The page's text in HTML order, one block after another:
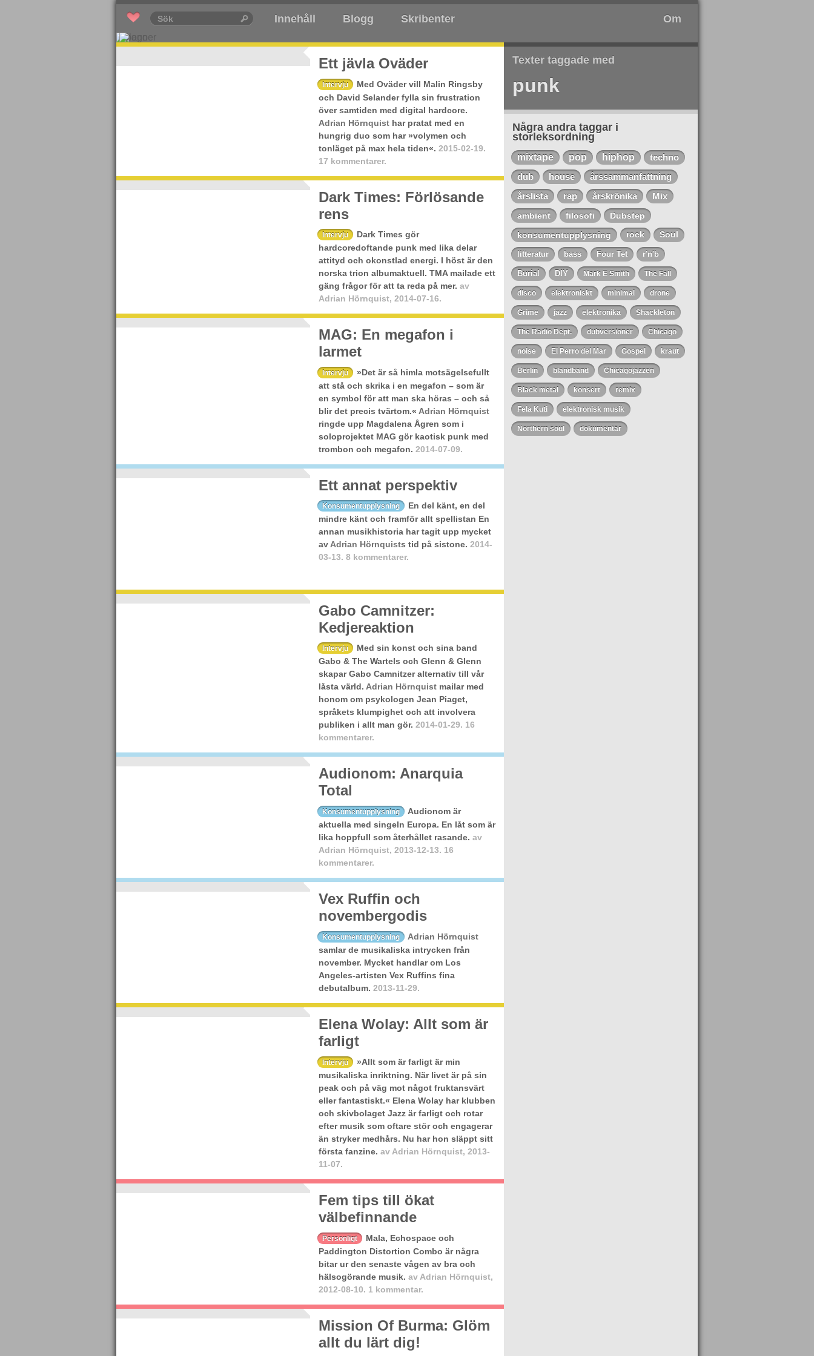
Innehåll Blogg Skribenter Om
Ett jävla Oväder
Intervju
Med Oväder vill Malin Ringsby
och David Selander fylla sin frustration
över samtiden med digital hardcore.
Adrian Hörnquist har pratat med en
hungrig duo som har »volymen och
tonläget på max hela tiden«. 2015-02-19.
17 kommentarer.
Dark Times: Förlösande
rens
Intervju
Dark Times gör
hardcoredoftande punk med lika delar
attityd och okonstlad energi. I höst är den
norska trion albumaktuell. TMA mailade ett
gäng frågor för att ta reda på mer. av
Adrian Hörnquist, 2014-07-16.
MAG: En megafon i
larmet
Intervju
»Det är så himla motsägelsefullt
att stå och skrika i en megafon – som är
en symbol för att man ska höras – och så
blir det precis tvärtom.« Adrian Hörnquist
ringde upp Magdalena Ågren som i
soloprojektet MAG gör kaotisk punk med
trombon och megafon. 2014-07-09.
Ett annat perspektiv
Konsumentupplysning
En del känt, en del
mindre känt och framför allt spellistan En
annan musikhistoria har tagit upp mycket
avAdrian Hörnquists tid på sistone. 2014-
03-13. 8 kommentarer.
Gabo Camnitzer:
Kedjereaktion
Intervju
Med sin konst och sina band
Gabo & The Wartels och Glenn & Glenn
skapar Gabo Camnitzer alternativ till vår
låsta värld. Adrian Hörnquist mailar med
honom om psykologen Jean Piaget,
språkets klumpighet och att involvera
publiken i allt man gör. 2014-01-29. 16
kommentarer.
Audionom: Anarquia
Total
Konsumentupplysning
Audionom är
aktuella med singeln Europa. En låt som är
lika hoppfull som återhållet rasande. av
Adrian Hörnquist, 2013-12-13. 16
kommentarer.
Vex Ruffin och
novembergodis
Konsumentupplysning
Adrian Hörnquist
samlar de musikaliska intrycken från
november. Mycket handlar om Los
Angeles-artisten Vex Ruffins fina
debutalbum. 2013-11-29.
Elena Wolay: Allt som är
farligt
Intervju
»Allt som är farligt är min
musikaliska inriktning. När livet är på sin
peak och på väg mot något fruktansvärt
eller fantastiskt.« Elena Wolay har klubben
och skivbolaget Jazz är farligt och rotar
efter musik som oftare stör och engagerar
än stryker medhårs. Nu har hon släppt sitt
första fanzine. av Adrian Hörnquist, 2013-
11-07.
Fem tips till ökat
välbefinnande
Personligt
Mala, Echospace och
Paddington Distortion Combo är några
bitar ur den senaste vågen av bra och
hälsogörande musik. av Adrian Hörnquist,
2012-08-10. 1 kommentar.
Mission Of Burma: Glöm
allt du lärt dig!
Texter taggade med
punk
Några andra taggar i
storleksordning
mixtape pop hiphop
techno
dub
house
årssammanfattning
årslista
rap årskrönika
Mix
ambient
filosofi
Dubstep
konsumentupplysning
rock Soul
litteratur bass Four Tet r'n'b
Burial DIY Mark E Smith The Fall
disco elektroniskt minimal drone
Grime jazz elektronika Shackleton
The Radio Dept. dubversioner Chicago
noise El Perro del Mar Gospel kraut
Berlin blandband Chicagojazzen
Black metal konsert remix
Fela Kuti elektronisk musik
Northern soul dokumentär